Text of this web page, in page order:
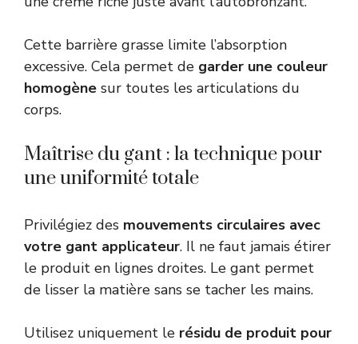
Cette barrière grasse limite l’absorption
excessive. Cela permet de garder une couleur
homogène sur toutes les articulations du
corps.
Maîtrise du gant : la technique pour
une uniformité totale
Privilégiez des mouvements circulaires avec
votre gant applicateur. Il ne faut jamais étirer
le produit en lignes droites. Le gant permet
de lisser la matière sans se tacher les mains.
Utilisez uniquement le résidu de produit pour